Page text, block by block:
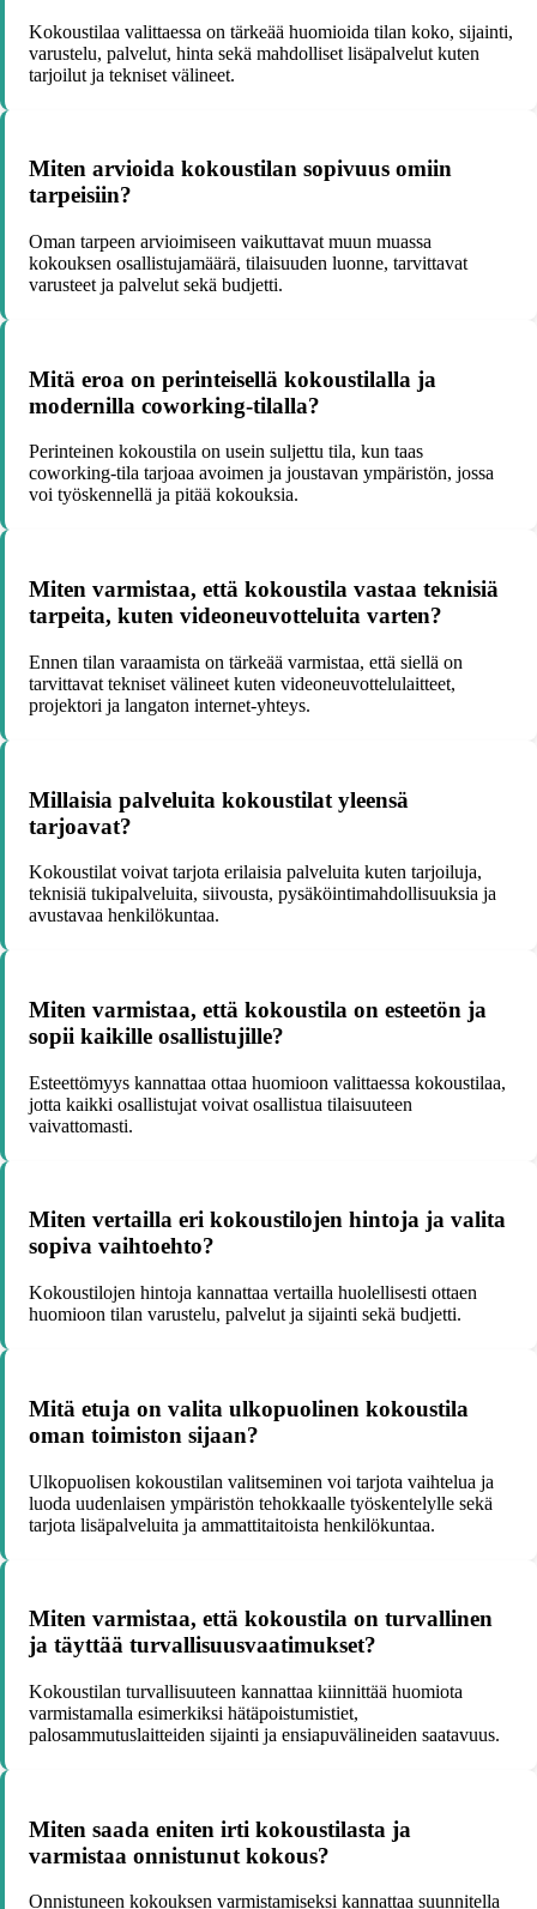
Kokoustilaa valittaessa on tärkeää huomioida tilan koko, sijainti,
varustelu, palvelut, hinta sekä mahdolliset lisäpalvelut kuten
tarjoilut ja tekniset välineet.
Miten arvioida kokoustilan sopivuus omiin
tarpeisiin?
Oman tarpeen arvioimiseen vaikuttavat muun muassa
kokouksen osallistujamäärä, tilaisuuden luonne, tarvittavat
varusteet ja palvelut sekä budjetti.
Mitä eroa on perinteisellä kokoustilalla ja
modernilla coworking-tilalla?
Perinteinen kokoustila on usein suljettu tila, kun taas
coworking-tila tarjoaa avoimen ja joustavan ympäristön, jossa
voi työskennellä ja pitää kokouksia.
Miten varmistaa, että kokoustila vastaa teknisiä
tarpeita, kuten videoneuvotteluita varten?
Ennen tilan varaamista on tärkeää varmistaa, että siellä on
tarvittavat tekniset välineet kuten videoneuvottelulaitteet,
projektori ja langaton internet-yhteys.
Millaisia palveluita kokoustilat yleensä
tarjoavat?
Kokoustilat voivat tarjota erilaisia palveluita kuten tarjoiluja,
teknisiä tukipalveluita, siivousta, pysäköintimahdollisuuksia ja
avustavaa henkilökuntaa.
Miten varmistaa, että kokoustila on esteetön ja
sopii kaikille osallistujille?
Esteettömyys kannattaa ottaa huomioon valittaessa kokoustilaa,
jotta kaikki osallistujat voivat osallistua tilaisuuteen
vaivattomasti.
Miten vertailla eri kokoustilojen hintoja ja valita
sopiva vaihtoehto?
Kokoustilojen hintoja kannattaa vertailla huolellisesti ottaen
huomioon tilan varustelu, palvelut ja sijainti sekä budjetti.
Mitä etuja on valita ulkopuolinen kokoustila
oman toimiston sijaan?
Ulkopuolisen kokoustilan valitseminen voi tarjota vaihtelua ja
luoda uudenlaisen ympäristön tehokkaalle työskentelylle sekä
tarjota lisäpalveluita ja ammattitaitoista henkilökuntaa.
Miten varmistaa, että kokoustila on turvallinen
ja täyttää turvallisuusvaatimukset?
Kokoustilan turvallisuuteen kannattaa kiinnittää huomiota
varmistamalla esimerkiksi hätäpoistumistiet,
palosammutuslaitteiden sijainti ja ensiapuvälineiden saatavuus.
Miten saada eniten irti kokoustilasta ja
varmistaa onnistunut kokous?
Onnistuneen kokouksen varmistamiseksi kannattaa suunnitella